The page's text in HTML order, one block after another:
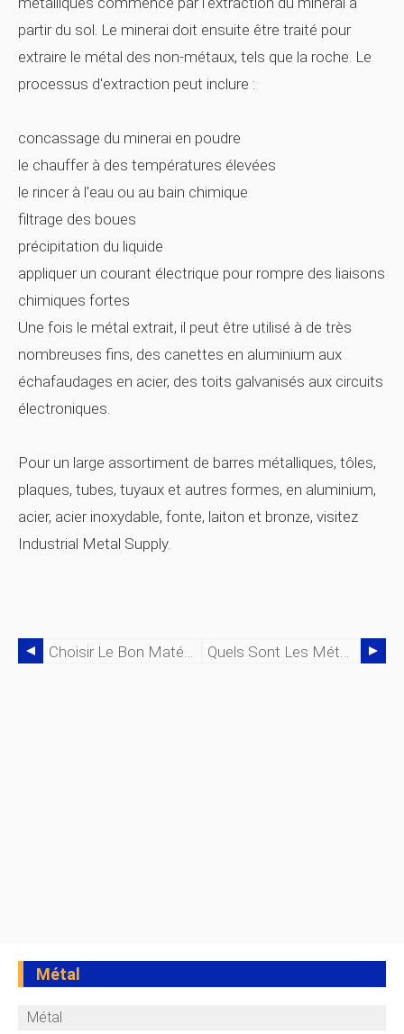
partir du sol. Le minerai doit ensuite être traité pour
extraire le métal des non-métaux, tels que la roche. Le
processus d'extraction peut inclure :
concassage du minerai en poudre
le chauffer à des températures élevées
le rincer à l'eau ou au bain chimique
filtrage des boues
précipitation du liquide
appliquer un courant électrique pour rompre des liaisons
chimiques fortes
Une fois le métal extrait, il peut être utilisé à de très
nombreuses fins, des canettes en aluminium aux
échafaudages en acier, des toits galvanisés aux circuits
électroniques.
Pour un large assortiment de barres métalliques, tôles,
plaques, tubes, tuyaux et autres formes, en aluminium,
acier, acier inoxydable, fonte, laiton et bronze, visitez
Industrial Metal Supply.
Choisir Le Bon Matériau :tuyauterie En Métal Ou Tuyauterie En Plastique Quels Sont Les Métaux Les Plus Solides ?
Métal
Métal